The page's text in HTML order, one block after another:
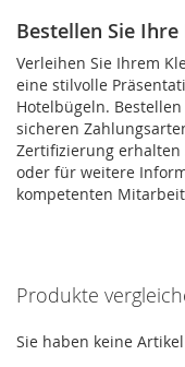
Bestellen Sie
Verleihen Sie Ihrem
eine stilvolle
Hotelbügeln.
sicheren
Zertifizierung erhalten
oder für weitere
kompetenten
Produkte
Sie haben keine